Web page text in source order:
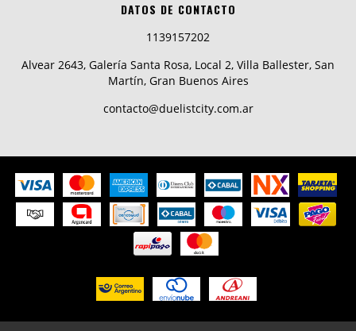
DATOS DE CONTACTO
1139157202
Alvear 2643, Galería Santa Rosa, Local 2, Villa Ballester, San
Martín, Gran Buenos Aires
contacto@duelistcity.com.ar